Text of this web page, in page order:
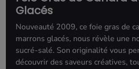
Glacés
Nouveauté 2009, ce foie gras de
marrons glacés, nous révèle une
sucré-salé. Son originalité vous
découvrir des saveurs créatives,